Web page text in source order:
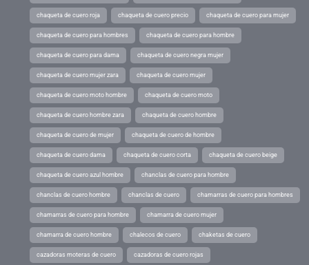
chaqueta de cuero roja chaqueta de cuero precio chaqueta de cuero para mujer
chaqueta de cuero para hombres chaqueta de cuero para hombre
chaqueta de cuero para dama chaqueta de cuero negra mujer
chaqueta de cuero mujer zara chaqueta de cuero mujer
chaqueta de cuero moto hombre chaqueta de cuero moto
chaqueta de cuero hombre zara chaqueta de cuero hombre
chaqueta de cuero de mujer chaqueta de cuero de hombre
chaqueta de cuero dama chaqueta de cuero corta chaqueta de cuero beige
chaqueta de cuero azul hombre chanclas de cuero para hombre
chanclas de cuero hombre chanclas de cuero chamarras de cuero para hombres
chamarras de cuero para hombre chamarra de cuero mujer
chamarra de cuero hombre chalecos de cuero chaketas de cuero
cazadoras moteras de cuero cazadoras de cuero rojas